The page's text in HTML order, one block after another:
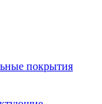
покрытия